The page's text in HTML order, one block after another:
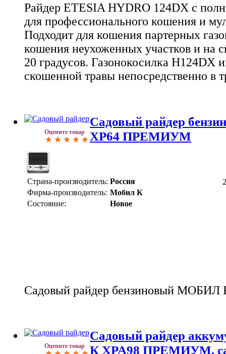
Райдер ETESIA HYDRO 124DX с
для профессионального кошения и
Подходит для кошения партерных
кошения неухоженных участков и на
20 градусов. Газонокосилка H124DX
скошенной травы непосредственно в
Оцените товар
Садовый райдер
XP64 ПРЕМИУМ
Страна-производитель: Россия
Фирма-производитель: Мобил К
Состояние:
Новое
Садовый райдер бензиновый
Оцените товар
Садовый райдер
К XPA98 ПРЕМИУМ,